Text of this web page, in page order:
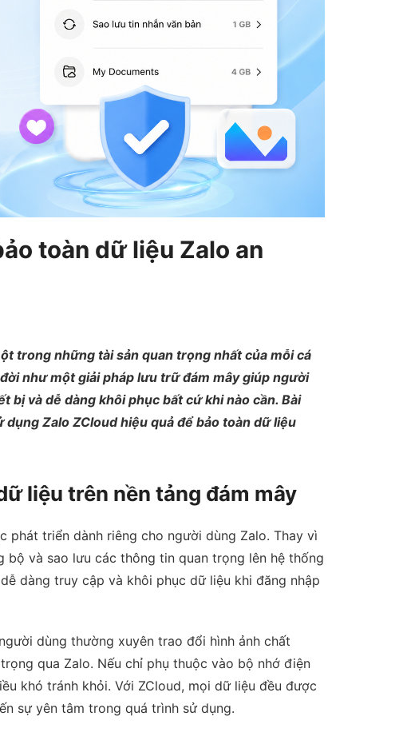
toàn dữ liệu Zalo an
trong những tài sản quan trọng nhất của mỗi cá
như một giải pháp lưu trữ đám mây giúp người
bị và dễ dàng khôi phục bất cứ khi nào cần. Bài
Zalo ZCloud hiệu quả để bảo toàn dữ liệu
liệu trên nền tảng đám mây
triển dành riêng cho người dùng Zalo. Thay vì
và sao lưu các thông tin quan trọng lên hệ thống
dàng truy cập và khôi phục dữ liệu khi đăng nhập
dùng thường xuyên trao đổi hình ảnh chất
qua Zalo. Nếu chỉ phụ thuộc vào bộ nhớ điện
khó tránh khỏi. Với ZCloud, mọi dữ liệu đều được
sự yên tâm trong quá trình sử dụng.